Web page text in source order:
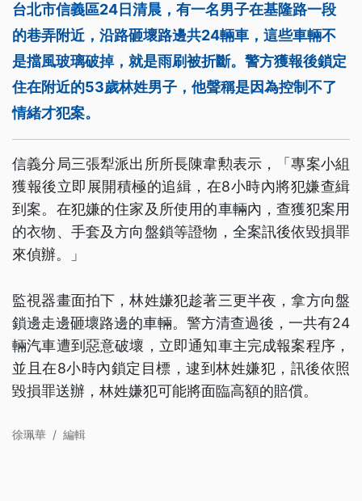
台北市信義區24日清晨，有一名男子在基隆路一段
的巷弄附近，沿路砸壞路邊共24輛車，這些車輛不
是擋風玻璃破掉，就是雨刷被折斷。警方獲報後鎖定
住在附近的53歲林姓男子，他聲稱是因為控制不了
情緒才犯案。
信義分局三張犁派出所所長陳韋勲表示，「專案小組
獲報後立即展開積極的追緝，在8小時內將犯嫌查緝
到案。在犯嫌的住家及所使用的車輛內，查獲犯案用
的衣物、手套及方向盤鎖等證物，全案訊後依毀損罪
來偵辦。」
監視器畫面拍下，林姓嫌犯趁著三更半夜，拿方向盤
鎖邊走邊砸壞路邊的車輛。警方清查過後，一共有24
輛汽車遭到惡意破壞，立即通知車主完成報案程序，
並且在8小時內鎖定目標，逮到林姓嫌犯，訊後依照
毀損罪送辦，林姓嫌犯可能將面臨高額的賠償。
徐珮華 / 編輯